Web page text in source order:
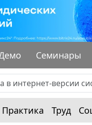
Семинары
Практика Труд